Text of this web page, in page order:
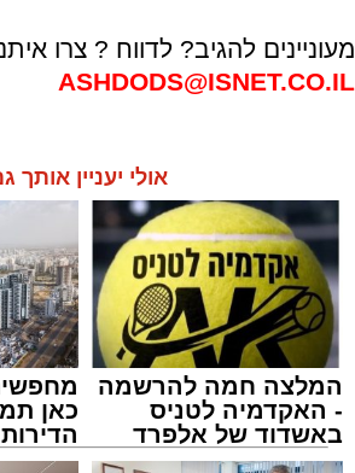
מעוניינים להגיב? לדווח ? צרו
ASHDODS@ISNET.CO.IL
אולי יעניין אותך
המלצה חמה להרשמה
- האקדמיה לטניס
באשדוד של אלפרד
קריאולנסקי - לילדים
כאן